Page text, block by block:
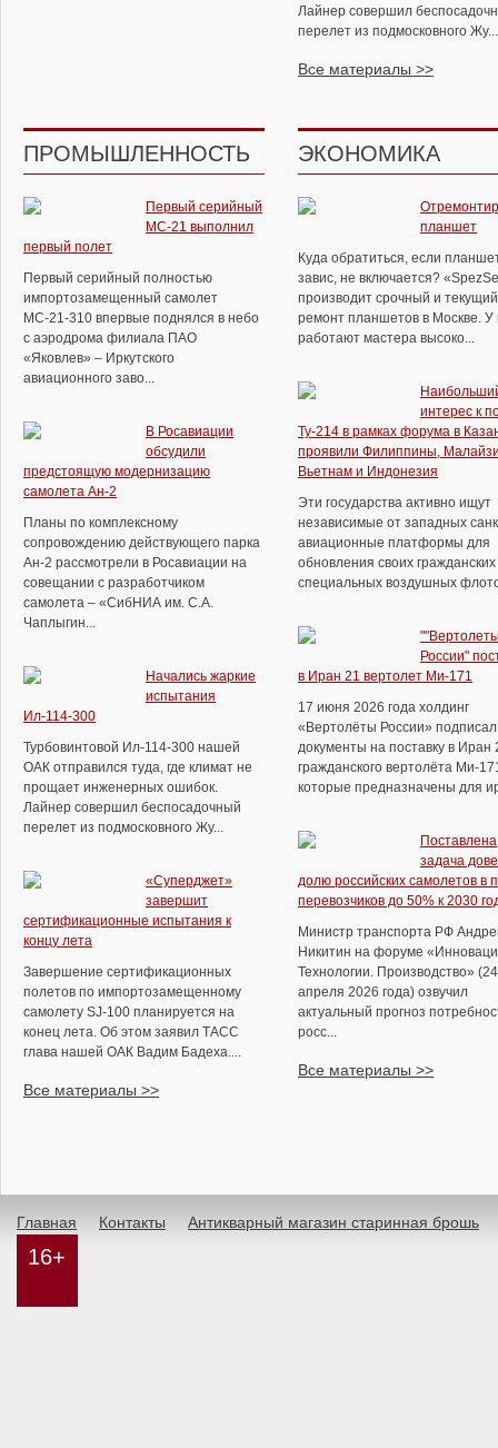
Лайнер совершил
перелет из подмосковного Жу...
Все материалы >>
ПРОМЫШЛЕННОСТЬ
Первый серийный
МС-21 выполнил
первый полет
Первый серийный полностью
импортозамещенный самолет
МС-21-310 впервые поднялся в небо
с аэродрома филиала ПАО
«Яковлев» – Иркутского
авиационного заво...
В Росавиации
обсудили
предстоящую модернизацию
самолета Ан-2
Планы по комплексному
сопровождению действующего парка
Ан-2 рассмотрели в Росавиации на
совещании с разработчиком
самолета – «СибНИА им. С.А.
Чаплыгин...
Начались жаркие
испытания
Ил-114-300
Турбовинтовой Ил-114-300 нашей
ОАК отправился туда, где климат не
прощает инженерных ошибок.
Лайнер совершил беспосадочный
перелет из подмосковного Жу...
«Суперджет»
завершит
сертификационные испытания к
концу лета
Завершение сертификационных
полетов по импортозамещенному
самолету SJ-100 планируется на
конец лета. Об этом заявил ТАСС
глава нашей ОАК Вадим Бадеха....
Все материалы >>
ЭКОНОМИКА
планшет
Куда обратиться, если
завис, не включается?
производит срочный и текущий
ремонт планшетов в Москве. У
работают мастера высоко...
интерес к
Ту-214 в рамках форума в
проявили Филиппины,
Вьетнам и Индонезия
Эти государства активно ищут
независимые от западных
авиационные платформы для
обновления своих
специальных воздушных
России"
в Иран 21 вертолет Ми-171
17 июня 2026 года холдинг
«Вертолёты России» подписал
документы на поставку в Иран
гражданского вертолёта Ми-
которые предназначены для
Поставлена
задача
долю российских самолетов в
перевозчиков до 50% к 2030
Министр транспорта РФ
Никитин на форуме
Технологии. Производство» (24
апреля 2026 года) озвучил
актуальный прогноз
росс...
Все материалы >>
Главная Контакты Антикварный магазин старинная брошь
16+